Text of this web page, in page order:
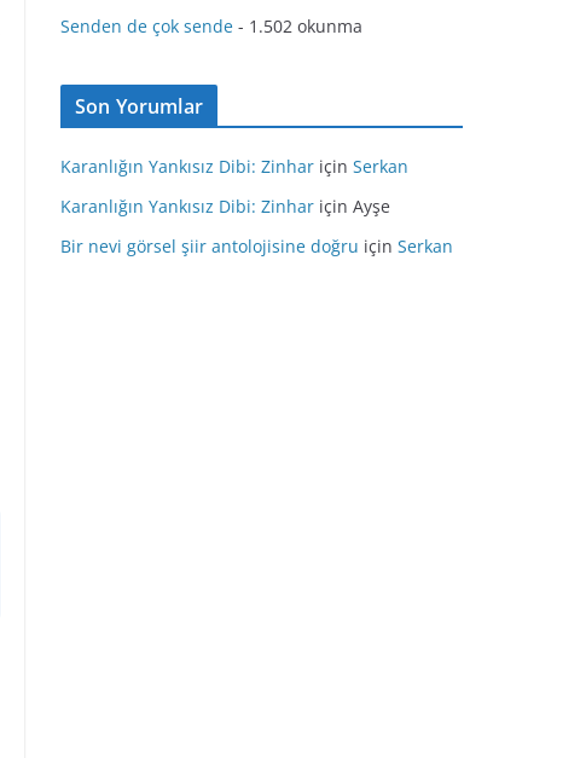
Senden de çok sende - 1.502 okunma
Son Yorumlar
Karanlığın Yankısız Dibi: Zinhar için Serkan
Karanlığın Yankısız Dibi: Zinhar için Ayşe
Bir nevi görsel şiir antolojisine doğru için Serkan